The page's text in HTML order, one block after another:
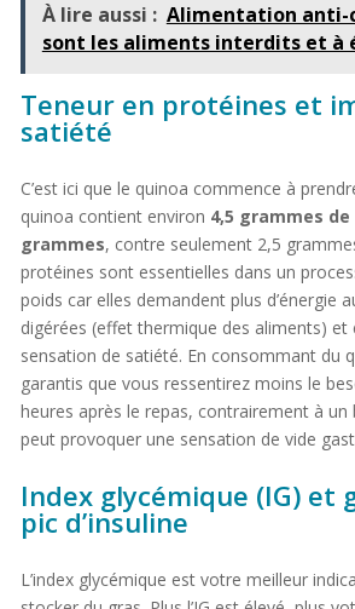
À lire aussi : Alimentation anti-
sont les aliments interdits et à
Teneur en protéines et
satiété
C’est ici que le quinoa commence à
quinoa contient environ 4,5 grammes
grammes, contre seulement 2,5
protéines sont essentielles dans un
poids car elles demandent plus d’énergie
digérées (effet thermique des aliments) et
sensation de satiété. En consommant du
garantis que vous ressentirez moins le
heures après le repas, contrairement à un
peut provoquer une sensation de vide
Index glycémique (IG) et
pic d’insuline
L’index glycémique est votre meilleur